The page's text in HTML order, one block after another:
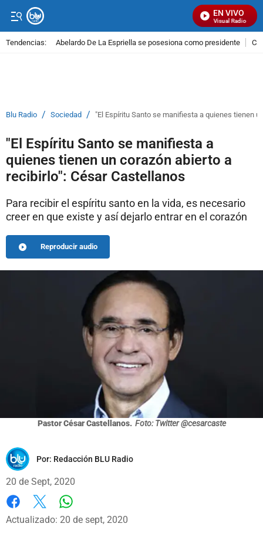
EN VIVO
Señal Visual Radio
Tendencias: Abelardo De La Espriella se posesiona como presidente
Blu Radio / Sociedad / "El Espíritu Santo se manifiesta a quienes tienen
"El Espíritu Santo se manifiesta a
quienes tienen un corazón abierto a
recibirlo": César Castellanos
Para recibir el espíritu santo en la vida, es necesario
creer en que existe y así dejarlo entrar en el corazón
Reproducir audio
Pastor César Castellanos. Foto: Twitter @cesarcaste
Por: Redacción BLU Radio
20 de Sept, 2020
Facebook
X
Actualizado: 20 de sept, 2020